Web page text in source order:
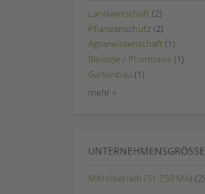
Landwirtschaft (2)
Pflanzenschutz (2)
Agrarwissenschaft (1)
Biologie / Pharmazie (1)
Gartenbau (1)
mehr »
UNTERNEHMENSGRÖSSE
Mittelbetrieb (51-250 MA) (2)